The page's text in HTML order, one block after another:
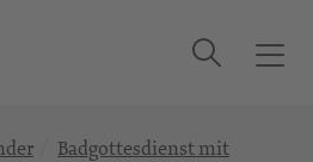
T
Suche
Badgottesdienst mit